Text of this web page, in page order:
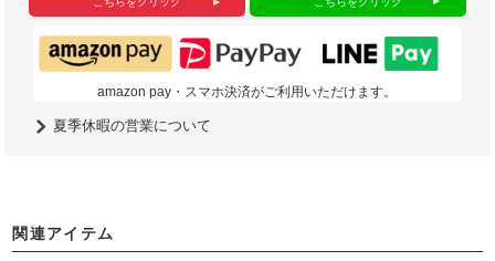
amazon pay・スマホ決済がご利用いただけます。
夏季休暇の営業について
関連アイテム